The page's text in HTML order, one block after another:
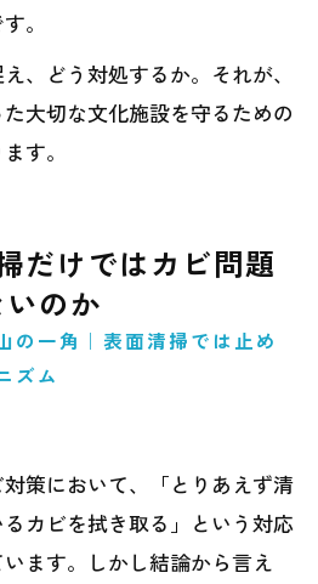
。
、どう対処するか。それが、
大切な文化施設を守るための
す。
だけではカビ問題
のか
の一角｜表面清掃では止め
ズム
策において、「とりあえず清
カビを拭き取る」という対応
ます。しかし結論から言え